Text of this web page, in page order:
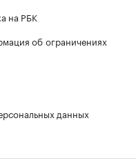
на РБК
об ограничениях
данных